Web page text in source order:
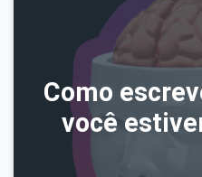
Como
você